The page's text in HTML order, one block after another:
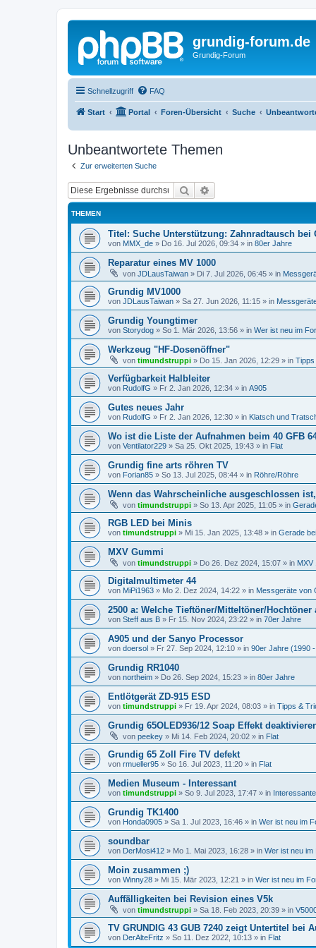
grundig-forum.de
Grundig-Forum
Schnellzugriff FAQ
Start Portal Foren-Übersicht Suche
Unbeantwortete Themen
Zur erweiterten Suche
Suche
THEMEN
Titel: Suche Unterstützung: Zahnradtausch bei
von MMX_de » Do 16. Jul 2026, 09:34 » in 80er Jahre
Reparatur eines MV 1000
von JDLausTaiwan » Di 7. Jul 2026, 06:45 » in
Grundig MV1000
von JDLausTaiwan » Sa 27. Jun 2026, 11:15 » in
Grundig Youngtimer
von Storydog » So 1. Mär 2026, 13:56 » in Wer ist neu im
Werkzeug "HF-Dosenöffner"
von timundstruppi » Do 15. Jan 2026, 12:29 » in
Verfügbarkeit Halbleiter
von RudolfG » Fr 2. Jan 2026, 12:34 » in A905
Gutes neues Jahr
von RudolfG » Fr 2. Jan 2026, 12:30 » in Klatsch und
Wo ist die Liste der Aufnahmen beim 40 GFB
von Ventilator229 » Sa 25. Okt 2025, 19:43 » in Flat
Grundig fine arts röhren TV
von Forian85 » So 13. Jul 2025, 08:44 » in Röhre/Röhre
Wenn das Wahrscheinliche ausgeschlossen
von timundstruppi » So 13. Apr 2025, 11:05 » in
RGB LED bei Minis
von timundstruppi » Mi 15. Jan 2025, 13:48 » in Gerade
MXV Gummi
von timundstruppi » Do 26. Dez 2024, 15:07 » in MXV
Digitalmultimeter 44
von MiPi1963 » Mo 2. Dez 2024, 14:22 » in Messgeräte von
2500 a: Welche Tieftöner/Mitteltöner/
von Steff aus B » Fr 15. Nov 2024, 23:22 » in 70er Jahre
A905 und der Sanyo Processor
von doersol » Fr 27. Sep 2024, 12:10 » in 90er Jahre (1990
Grundig RR1040
von northeim » Do 26. Sep 2024, 15:23 » in 80er Jahre
Entlötgerät ZD-915 ESD
von timundstruppi » Fr 19. Apr 2024, 08:03 » in Tipps &
Grundig 65OLED936/12 Soap Effekt
von peekey » Mi 14. Feb 2024, 20:02 » in Flat
Grundig 65 Zoll Fire TV defekt
von rmueller95 » So 16. Jul 2023, 11:20 » in Flat
Medien Museum - Interessant
von timundstruppi » So 9. Jul 2023, 17:47 » in
Grundig TK1400
von Honda0905 » Sa 1. Jul 2023, 16:46 » in Wer ist neu im
soundbar
von DerMosi412 » Mo 1. Mai 2023, 16:28 » in Wer ist neu im
Moin zusammen ;)
von Winny28 » Mi 15. Mär 2023, 12:21 » in Wer ist neu im
Auffälligkeiten bei Revision eines V5k
von timundstruppi » Sa 18. Feb 2023, 20:39 » in
TV GRUNDIG 43 GUB 7240 zeigt Untertitel bei
von DerAlteFritz » So 11. Dez 2022, 10:13 » in Flat